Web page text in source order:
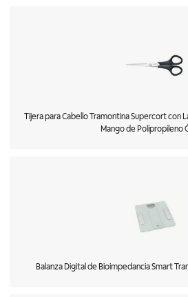
Tijera para Cabello Tramontina Supercort con
Mango de Polipropileno
Balanza Digital de Bioimpedancia Smart